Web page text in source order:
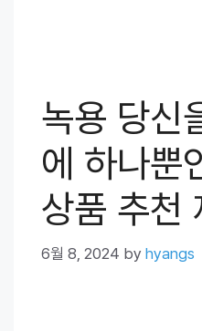
녹용 당신
에 하나뿐
상품 추
6월 8, 2024 by hyangs